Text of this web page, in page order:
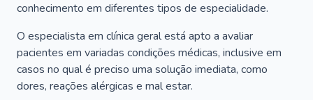
conhecimento em diferentes tipos de especialidade.
O especialista em clínica geral está apto a avaliar
pacientes em variadas condições médicas, inclusive em
casos no qual é preciso uma solução imediata, como
dores, reações alérgicas e mal estar.